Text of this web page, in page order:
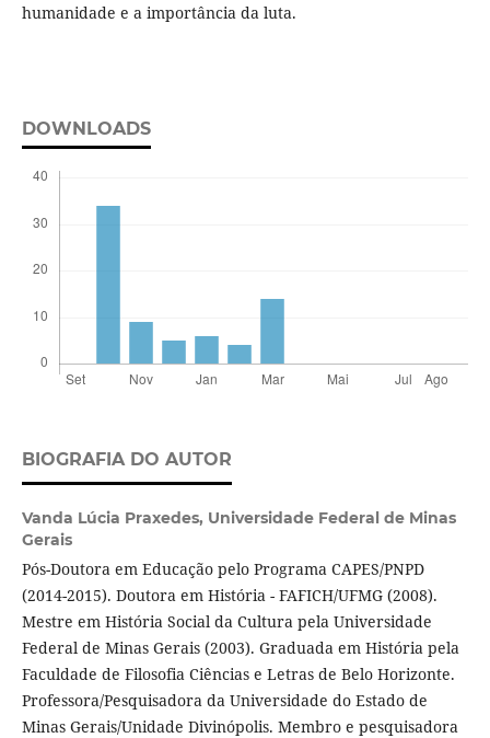
humanidade e a importância da luta.
DOWNLOADS
BIOGRAFIA DO AUTOR
Vanda Lúcia Praxedes, Universidade Federal de Minas
Gerais
Pós-Doutora em Educação pelo Programa CAPES/PNPD
(2014-2015). Doutora em História - FAFICH/UFMG (2008).
Mestre em História Social da Cultura pela Universidade
Federal de Minas Gerais (2003). Graduada em História pela
Faculdade de Filosofia Ciências e Letras de Belo Horizonte.
Professora/Pesquisadora da Universidade do Estado de
Minas Gerais/Unidade Divinópolis. Membro e pesquisadora